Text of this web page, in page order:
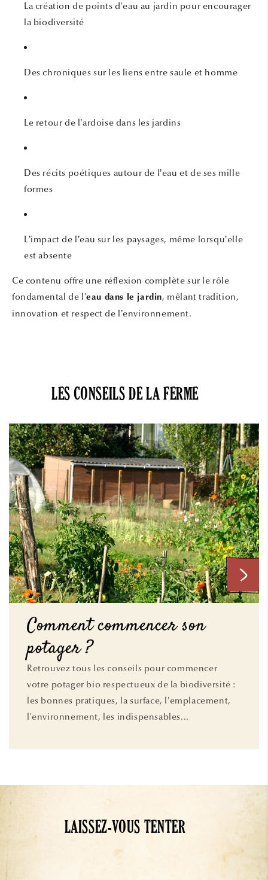
La création de points d'eau au jardin pour encourager
la biodiversité
Des chroniques sur les liens entre saule et homme
Le retour de l’ardoise dans les jardins
Des récits poétiques autour de l’eau et de ses mille
formes
L’impact de l’eau sur les paysages, même lorsqu’elle
est absente
Ce contenu offre une réflexion complète sur le rôle
fondamental de l'eau dans le jardin, mêlant tradition,
innovation et respect de l’environnement.
LES CONSEILS DE LA FERME
Comment commencer son
potager ?
Retrouvez tous les conseils pour commencer
votre potager bio respectueux de la biodiversité :
les bonnes pratiques, la surface, l'emplacement,
l'environnement, les indispensables...
LAISSEZ-VOUS TENTER